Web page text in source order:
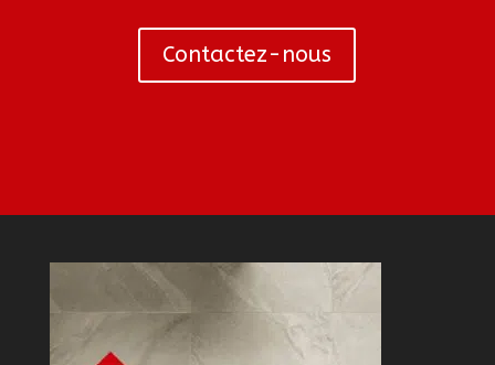
Contactez-nous